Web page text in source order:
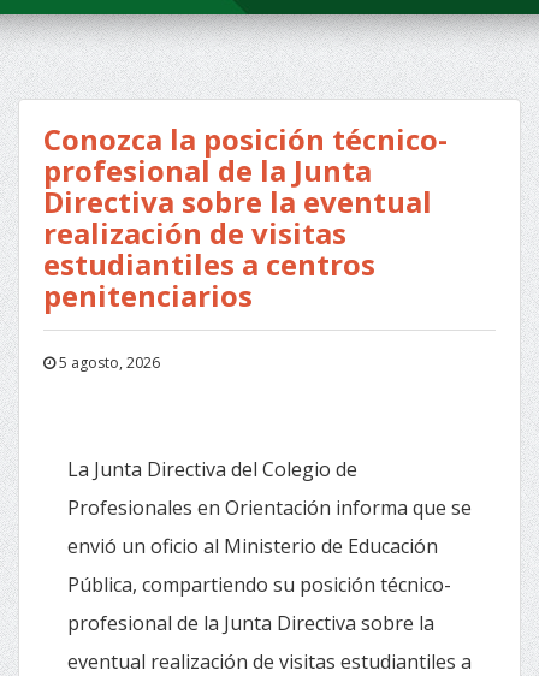
Conozca la posición técnico-
profesional de la Junta
Directiva sobre la eventual
realización de visitas
estudiantiles a centros
penitenciarios
5 agosto, 2026
La Junta Directiva del Colegio de
Profesionales en Orientación informa que se
envió un oficio al Ministerio de Educación
Pública, compartiendo su posición técnico-
profesional de la Junta Directiva sobre la
eventual realización de visitas estudiantiles a